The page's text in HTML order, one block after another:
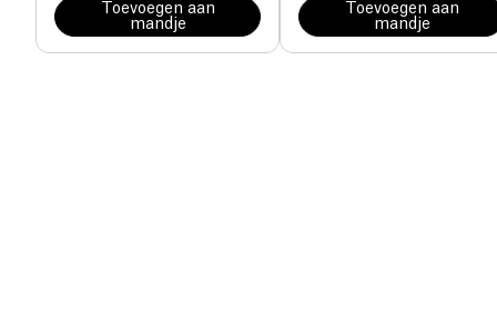
Toevoegen aan
mandje
Toevoegen aan
mandje